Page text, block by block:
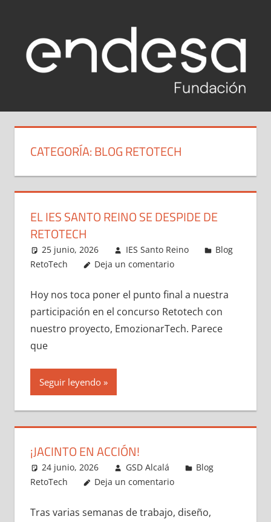
contenido
RETOTECH
2020-
2021
Reto
Tech
Endesa
CATEGORÍA:BLOG RETOTECH
EL IES SANTO REINO SE DESPIDE DE
RETOTECH
25 junio, 2026 IES Santo Reino
Blog
RetoTech
Deja un comentario
Hoy nos toca poner el punto final a nuestra
participación en el concurso Retotech con
nuestro proyecto, EmozionarTech. Parece
que
Seguir leyendo
¡JACINTO EN ACCIÓN!
24 junio, 2026 GSD Alcalá
Blog
RetoTech
Deja un comentario
Tras varias semanas de trabajo, diseño,